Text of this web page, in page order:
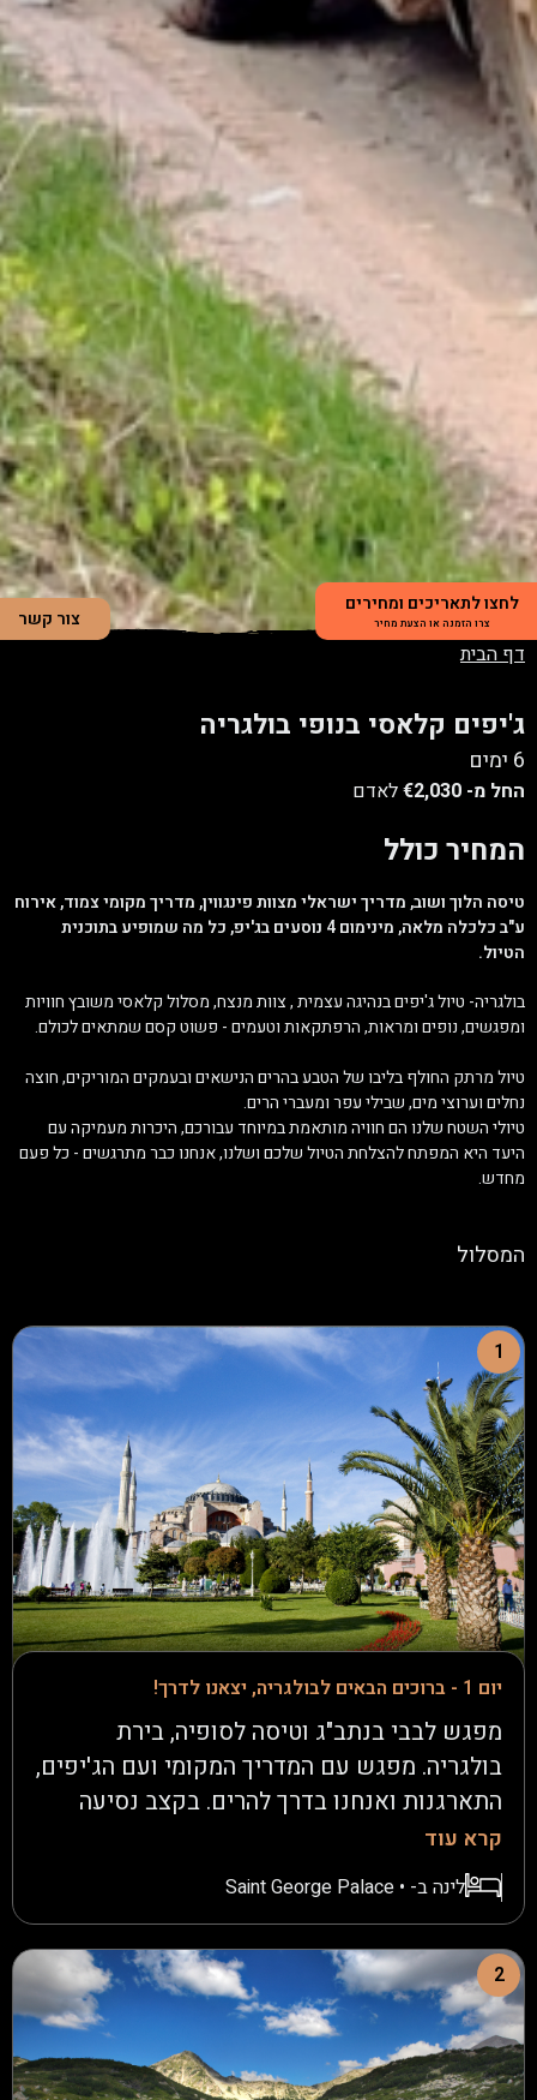
דף הבית
ג'יפים קלאסי בנופי בולגריה
6 ימים
החל מ- €2,030לאדם
המחיר כולל
טיסה הלוך ושוב, מדריך ישראלי מצוות פינגווין, מדריך מקומי צמוד, אירוח
ע"ב כלכלה מלאה, מינימום 4 נוסעים בג'יפ, כל מה שמופיע בתוכנית
הטיול.
בולגריה- טיול ג'יפים בנהיגה עצמית , צוות מנצח, מסלול קלאסי משובץ חוויות
ומפגשים, נופים ומראות, הרפתקאות וטעמים - פשוט קסם שמתאים לכולם.
טיול מרתק החולף בליבו של הטבע בהרים הנישאים ובעמקים המוריקים, חוצה
נחלים וערוצי מים, שבילי עפר ומעברי הרים.
טיולי השטח שלנו הם חוויה מותאמת במיוחד עבורכם, היכרות מעמיקה עם
היעד היא המפתח להצלחת הטיול שלכם ושלנו, אנחנו כבר מתרגשים - כל פעם
מחדש.
לחצו לתאריכים ומחירים
צרו הזמנה או הצעת מחיר צור קשר
המסלול
1
יום 1 - ברוכים הבאים לבולגריה, יצאנו לדרך!
מפגש לבבי בנתב"ג וטיסה לסופיה, בירת
בולגריה. מפגש עם המדריך המקומי ועם הג'יפים,
התארגנות ואנחנו בדרך להרים. בקצב נסיעה
מתאים עם הפסקות לקפה וארוחת צהריים נגיע
למנזר "רילה" למרגלות ההרים ובלב הטבע, מפגש
מרתק עם הנצרות האורתודוקסית אשר השפיעה
רבות על בולגריה בה נטייל. דרכי השטח קוראות
לנו ואנחנו נעלה אבק בין יערות ושדות, כפרים
וערוצי מים אל העיירה "באנסקו" ואל המלון,
מנוחה והתרעננות וארוחת ערב מסורתית, לילה
טוב.
קרא עוד
לינה ב- • Saint George Palace
2